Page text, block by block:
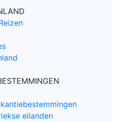
eilanden